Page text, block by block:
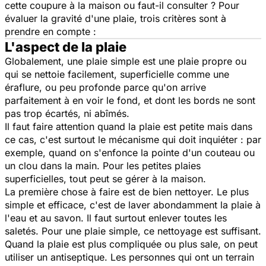
cette coupure à la maison ou faut-il consulter ? Pour
évaluer la gravité d'une plaie, trois critères sont à
prendre en compte :
L'aspect de la plaie
Globalement, une plaie simple est une plaie propre ou
qui se nettoie facilement, superficielle comme une
éraflure, ou peu profonde parce qu'on arrive
parfaitement à en voir le fond, et dont les bords ne sont
pas trop écartés, ni abîmés.
Il faut faire attention quand la plaie est petite mais dans
ce cas, c'est surtout le mécanisme qui doit inquiéter : par
exemple, quand on s'enfonce la pointe d'un couteau ou
un clou dans la main. Pour les petites plaies
superficielles, tout peut se gérer à la maison.
La première chose à faire est de bien nettoyer. Le plus
simple et efficace, c'est de laver abondamment la plaie à
l'eau et au savon. Il faut surtout enlever toutes les
saletés. Pour une plaie simple, ce nettoyage est suffisant.
Quand la plaie est plus compliquée ou plus sale, on peut
utiliser un antiseptique. Les personnes qui ont un terrain